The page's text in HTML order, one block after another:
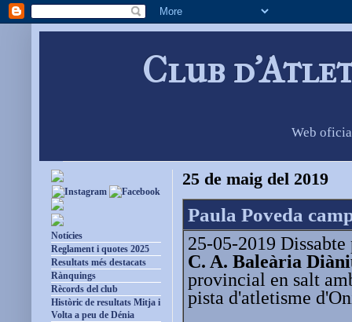
Club
Web
25 de maig del 2019
Paula Poveda
25-05-2019 Dissabte
C. A. Baleària
provincial en salt
pista d'atletisme
Notícies
Reglament i quotes 2025
Resultats més destacats
Rànquings
Rècords del club
Històric de resultats Mitja i
Volta a peu de Dénia